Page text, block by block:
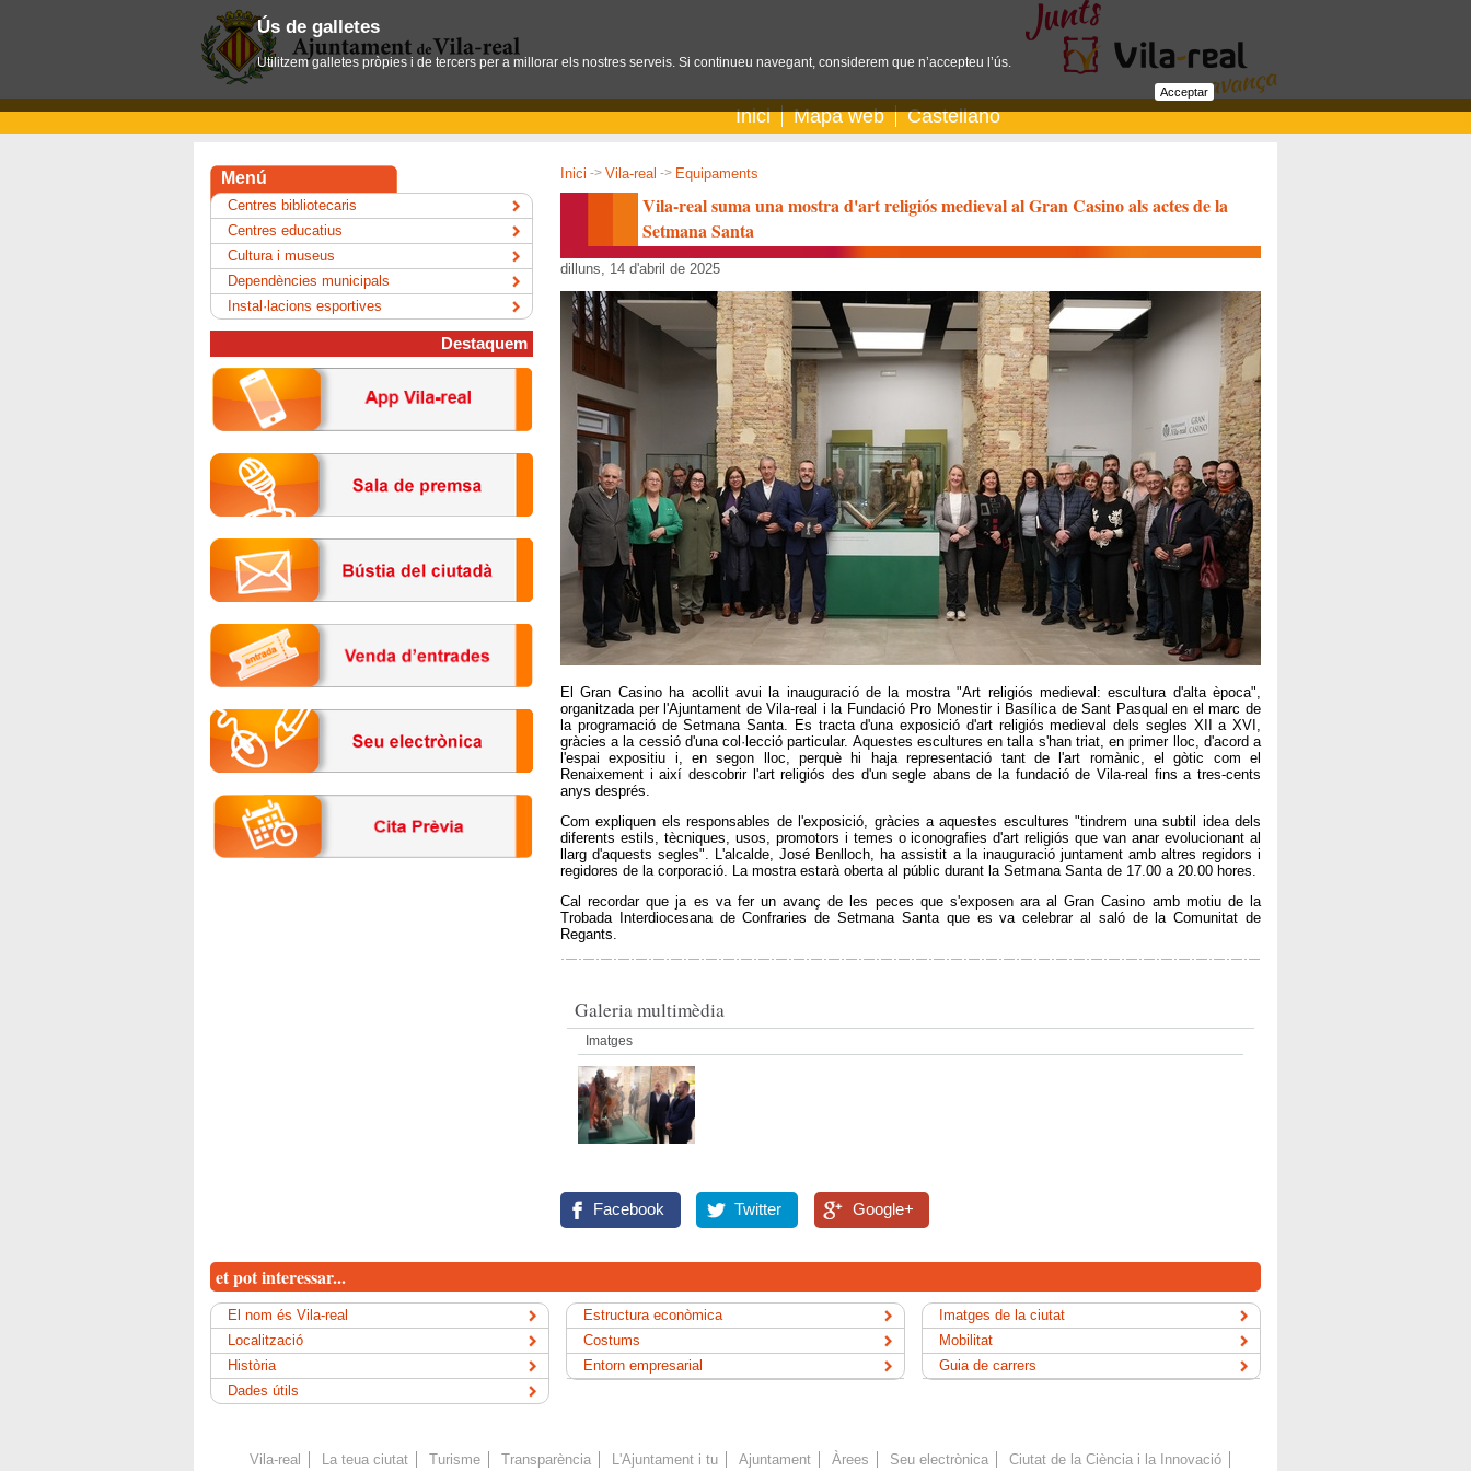
Inici Mapa web Castellano
Inici -> Vila-real -> Equipaments
Vila-real suma una mostra d'art religiós medieval al Gran Casino als actes de la
Setmana Santa
dilluns, 14 d'abril de 2025
El Gran Casino ha acollit avui la inauguració de la mostra "Art religiós medieval: escultura d'alta època",
organitzada per l'Ajuntament de Vila-real i la Fundació Pro Monestir i Basílica de Sant Pasqual en el marc de
la programació de Setmana Santa. Es tracta d'una exposició d'art religiós medieval dels segles XII a XVI,
gràcies a la cessió d'una col·lecció particular. Aquestes escultures en talla s'han triat, en primer lloc, d'acord a
l'espai expositiu i, en segon lloc, perquè hi haja representació tant de l'art romànic, el gòtic com el
Renaixement i així descobrir l'art religiós des d'un segle abans de la fundació de Vila-real fins a tres-cents
anys després.
Com expliquen els responsables de l'exposició, gràcies a aquestes escultures "tindrem una subtil idea dels
diferents estils, tècniques, usos, promotors i temes o iconografies d'art religiós que van anar evolucionant al
llarg d'aquests segles". L'alcalde, José Benlloch, ha assistit a la inauguració juntament amb altres regidors i
regidores de la corporació. La mostra estarà oberta al públic durant la Setmana Santa de 17.00 a 20.00 hores.
Cal recordar que ja es va fer un avanç de les peces que s'exposen ara al Gran Casino amb motiu de la
Trobada Interdiocesana de Confraries de Setmana Santa que es va celebrar al saló de la Comunitat de
Regants.
Galeria multimèdia
Imatges
Facebook Twitter Google+
Menú
Centres bibliotecaris
Centres educatius
Cultura i museus
Dependències municipals
Instal·lacions esportives
Destaquem
et pot interessar...
El nom és Vila-real
Localització
Història
Dades útils
Estructura econòmica
Costums
Entorn empresarial
Imatges de la ciutat
Mobilitat
Guia de carrers
Vila-real La teua ciutat Turisme Transparència L'Ajuntament i tu Ajuntament Àrees Seu electrònica Ciutat de la Ciència i la Innovació
Ús de galletes
Utilitzem galletes pròpies i de tercers per a millorar els nostres serveis. Si continueu navegant, considerem que n’accepteu l’ús.
Acceptar